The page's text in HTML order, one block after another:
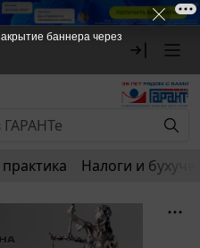
Налоги и
баннера через